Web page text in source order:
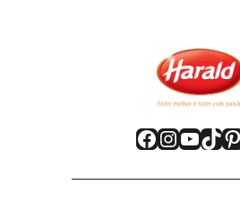
Facebook